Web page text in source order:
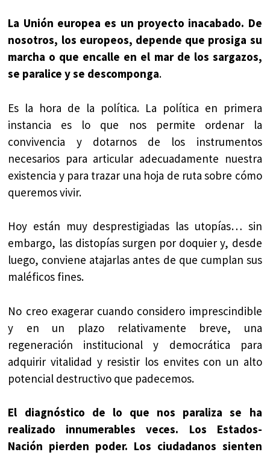
La Unión europea es un proyecto inacabado. De
nosotros, los europeos, depende que prosiga su
marcha o que encalle en el mar de los sargazos,
se paralice y se descomponga.
Es la hora de la política. La política en primera
instancia es lo que nos permite ordenar la
convivencia y dotarnos de los instrumentos
necesarios para articular adecuadamente nuestra
existencia y para trazar una hoja de ruta sobre cómo
queremos vivir.
Hoy están muy desprestigiadas las utopías… sin
embargo, las distopías surgen por doquier y, desde
luego, conviene atajarlas antes de que cumplan sus
maléficos fines.
No creo exagerar cuando considero imprescindible
y en un plazo relativamente breve, una
regeneración institucional y democrática para
adquirir vitalidad y resistir los envites con un alto
potencial destructivo que padecemos.
El diagnóstico de lo que nos paraliza se ha
realizado innumerables veces. Los Estados-
Nación pierden poder. Los ciudadanos sienten